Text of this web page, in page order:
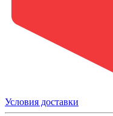
Условия доставки